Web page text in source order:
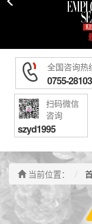
全国咨询热
0755-
扫码微信
咨询
szyd1995
当前位置：